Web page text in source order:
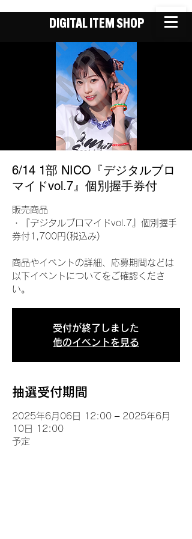
DIGITAL ITEM SHOP
6/14 1部 NICO『デジタルブロ
マイドvol.7』個別握手券付
販売商品
・『デジタルブロマイドvol.7』個別握手
券付1,700円(税込み)
商品やイベントの詳細、応募期間などは
以下イベントについてをご確認くださ
い。
受付が終了しました
他のイベントを見る
抽選受付期間
2025年6月06日 12:00 – 2025年6月
10日 12:00
予定